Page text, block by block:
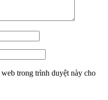
trong trình duyệt này cho